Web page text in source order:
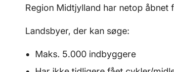
Region Midtjylland har netop åbnet
Landsbyer, der kan søge:
Maks. 5.000 indbyggere